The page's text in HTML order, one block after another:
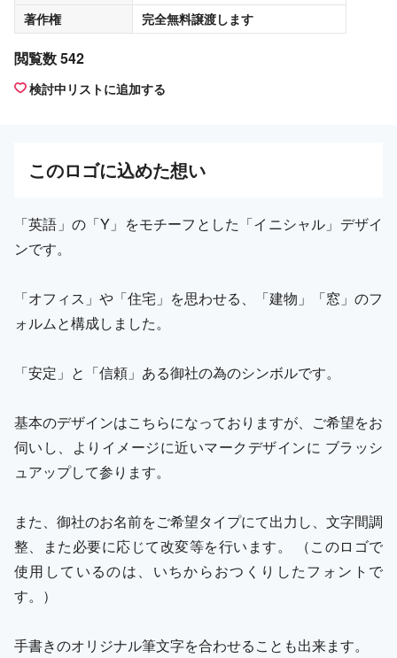
著作権
完全無料譲渡します
閲覧数 542
検討中リストに追加する
このロゴに込めた想い
「英語」の「Y」をモチーフとした「イニシャル」デザイ
ンです。
「オフィス」や「住宅」を思わせる、「建物」「窓」のフ
ォルムと構成しました。
「安定」と「信頼」ある御社の為のシンボルです。
基本のデザインはこちらになっておりますが、ご希望をお
伺いし、よりイメージに近いマークデザインに ブラッシ
ュアップして参ります。
また、御社のお名前をご希望タイプにて出力し、文字間調
整、また必要に応じて改変等を行います。 （このロゴで
使用しているのは、いちからおつくりしたフォントで
す。）
手書きのオリジナル筆文字を合わせることも出来ます。